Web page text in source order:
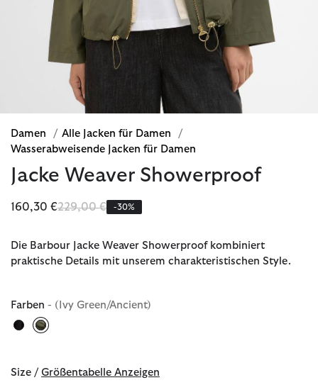
Damen / Alle Jacken für Damen
/
Wasserabweisende Jacken für Damen
Jacke Weaver Showerproof
160,30 €Reduziert von
229,00 €bis-30%
Die Barbour Jacke Weaver Showerproof kombiniert
praktische Details mit unserem charakteristischen Style.
Farben - (Ivy Green/Ancient)
Size / Größentabelle Anzeigen